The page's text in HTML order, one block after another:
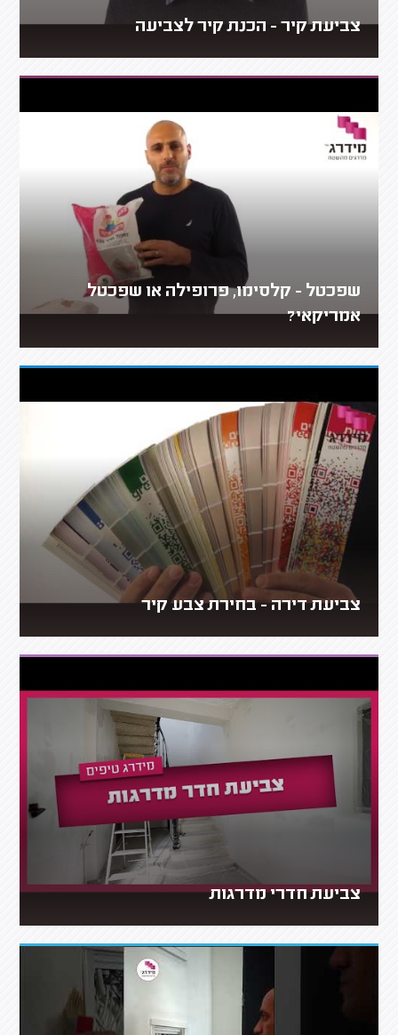
צביעת קיר - הכנת קיר לצביעה
שפכטל - קלסימו, פרופילה או שפכטל
אמריקאי?
צביעת דירה - בחירת צבע קיר
צביעת חדרי מדרגות